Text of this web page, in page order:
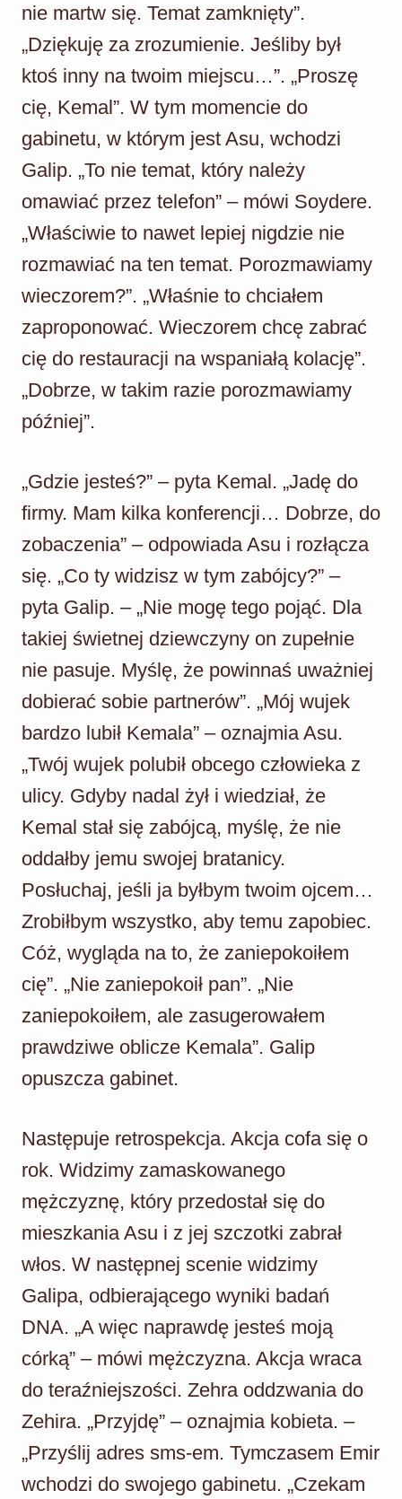
nie martw się. Temat zamknięty”.
„Dziękuję za zrozumienie. Jeśliby był
ktoś inny na twoim miejscu…”. „Proszę
cię, Kemal”. W tym momencie do
gabinetu, w którym jest Asu, wchodzi
Galip. „To nie temat, który należy
omawiać przez telefon” – mówi Soydere.
„Właściwie to nawet lepiej nigdzie nie
rozmawiać na ten temat. Porozmawiamy
wieczorem?”. „Właśnie to chciałem
zaproponować. Wieczorem chcę zabrać
cię do restauracji na wspaniałą kolację”.
„Dobrze, w takim razie porozmawiamy
później”.
„Gdzie jesteś?” – pyta Kemal. „Jadę do
firmy. Mam kilka konferencji… Dobrze, do
zobaczenia” – odpowiada Asu i rozłącza
się. „Co ty widzisz w tym zabójcy?” –
pyta Galip. – „Nie mogę tego pojąć. Dla
takiej świetnej dziewczyny on zupełnie
nie pasuje. Myślę, że powinnaś uważniej
dobierać sobie partnerów”. „Mój wujek
bardzo lubił Kemala” – oznajmia Asu.
„Twój wujek polubił obcego człowieka z
ulicy. Gdyby nadal żył i wiedział, że
Kemal stał się zabójcą, myślę, że nie
oddałby jemu swojej bratanicy.
Posłuchaj, jeśli ja byłbym twoim ojcem…
Zrobiłbym wszystko, aby temu zapobiec.
Cóż, wygląda na to, że zaniepokoiłem
cię”. „Nie zaniepokoił pan”. „Nie
zaniepokoiłem, ale zasugerowałem
prawdziwe oblicze Kemala”. Galip
opuszcza gabinet.
Następuje retrospekcja. Akcja cofa się o
rok. Widzimy zamaskowanego
mężczyznę, który przedostał się do
mieszkania Asu i z jej szczotki zabrał
włos. W następnej scenie widzimy
Galipa, odbierającego wyniki badań
DNA. „A więc naprawdę jesteś moją
córką” – mówi mężczyzna. Akcja wraca
do teraźniejszości. Zehra oddzwania do
Zehira. „Przyjdę” – oznajmia kobieta. –
„Przyślij adres sms-em. Tymczasem Emir
wchodzi do swojego gabinetu. „Czekam